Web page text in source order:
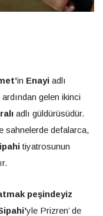
in Enayi adlı
gelen ikinci
adlı güldürüsüdür.
sahnelerde defalarca,
tiyatrosunun
peşindeyiz
yle Prizren’ de